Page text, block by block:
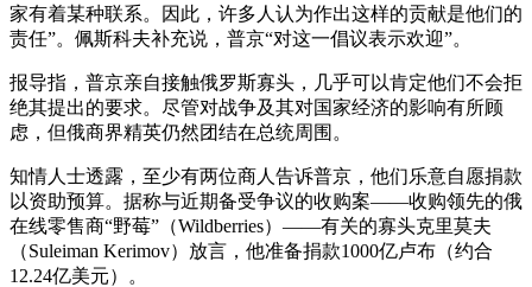
家有着某种联系。因此，许多人认为作出这样的贡献是他们的
责任”。佩斯科夫补充说，普京“对这一倡议表示欢迎”。
报导指，普京亲自接触俄罗斯寡头，几乎可以肯定他们不会拒
绝其提出的要求。尽管对战争及其对国家经济的影响有所顾
虑，但俄商界精英仍然团结在总统周围。
知情人士透露，至少有两位商人告诉普京，他们乐意自愿捐款
以资助预算。据称与近期备受争议的收购案——收购领先的俄
在线零售商“野莓”（Wildberries）——有关的寡头克里莫夫
（Suleiman Kerimov）放言，他准备捐款1000亿卢布（约合
12.24亿美元）。